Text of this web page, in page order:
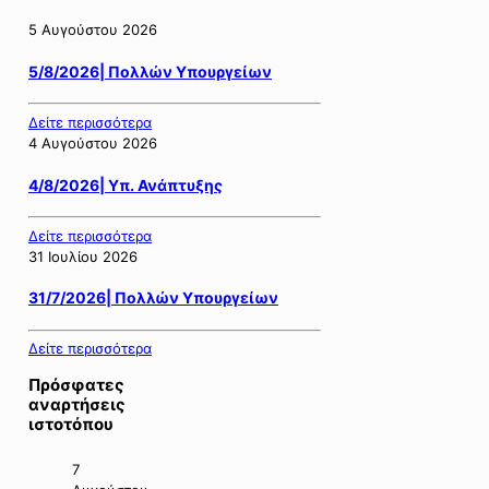
5 Αυγούστου 2026
5/8/2026| Πολλών Υπουργείων
Δείτε περισσότερα
4 Αυγούστου 2026
4/8/2026| Υπ. Ανάπτυξης
Δείτε περισσότερα
31 Ιουλίου 2026
31/7/2026| Πολλών Υπουργείων
Δείτε περισσότερα
Πρόσφατες
αναρτήσεις
ιστοτόπου
7